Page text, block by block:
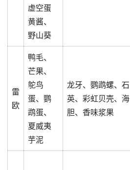
虚空蛋
黄酱、
野山葵
雷
欧
鸭毛、
芒果、
鸵鸟
蛋、鹦
鹉蛋、
夏威夷
芋泥
龙牙、鹦鹉螺、石
英、彩虹贝壳、海
胆、香味浆果